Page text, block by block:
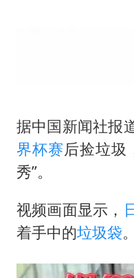
据中国新闻社报
界杯赛后捡垃圾
秀”。
视频画面显示，
着手中的垃圾袋。